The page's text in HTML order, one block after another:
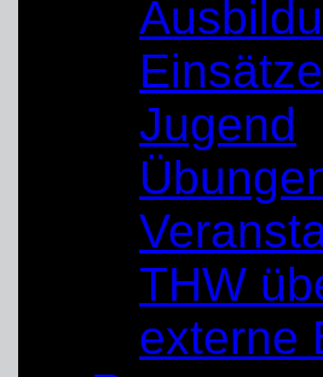
Einsätze
Jugend
THW
externe